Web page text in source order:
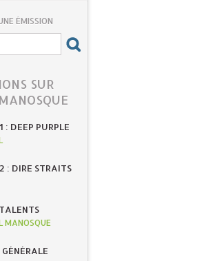
ÉMISSION
SUR
: DEEP PURPLE
: DIRE STRAITS
MANOSQUE